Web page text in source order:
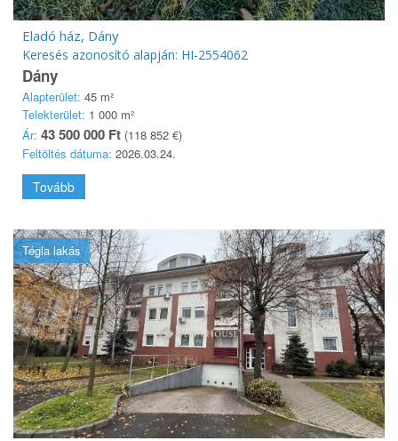
Eladó ház, Dány
Keresés azonosító alapján: HI-2554062
Dány
Alapterület: 45 m²
Telekterület: 1 000 m²
Ár: 43 500 000 Ft (118 852 €)
Feltöltés dátuma: 2026.03.24.
Tovább
Tégla lakás